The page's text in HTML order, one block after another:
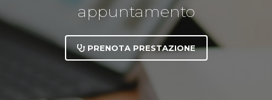
appuntamento
PRENOTA PRESTAZIONE